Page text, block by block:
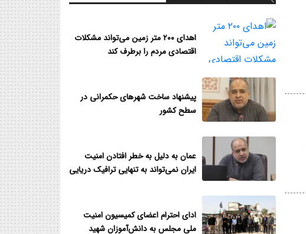
اهدای ۲۰۰ متر زمین می‌تواند مشکلات
اقتصادی مردم را برطرف کند
پیشنهاد ساخت شهرهای حکمرانی در
سطح کشور
عمان به دلیل به خطر افتادن امنیت
ایران نمی‌تواند به تنهایی ترافیک دریایی
ادای احترام اعضای کمیسیون امنیت
ملی مجلس به دانش‌آموزان شهید